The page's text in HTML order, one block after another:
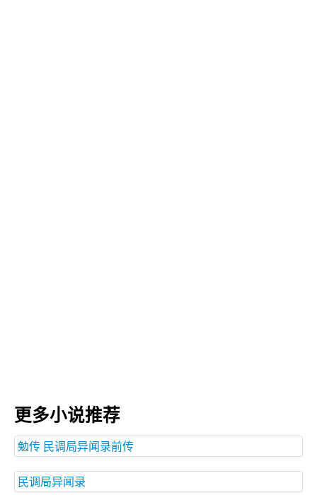
更多小说推荐
勉传 民调局异闻录前传
民调局异闻录